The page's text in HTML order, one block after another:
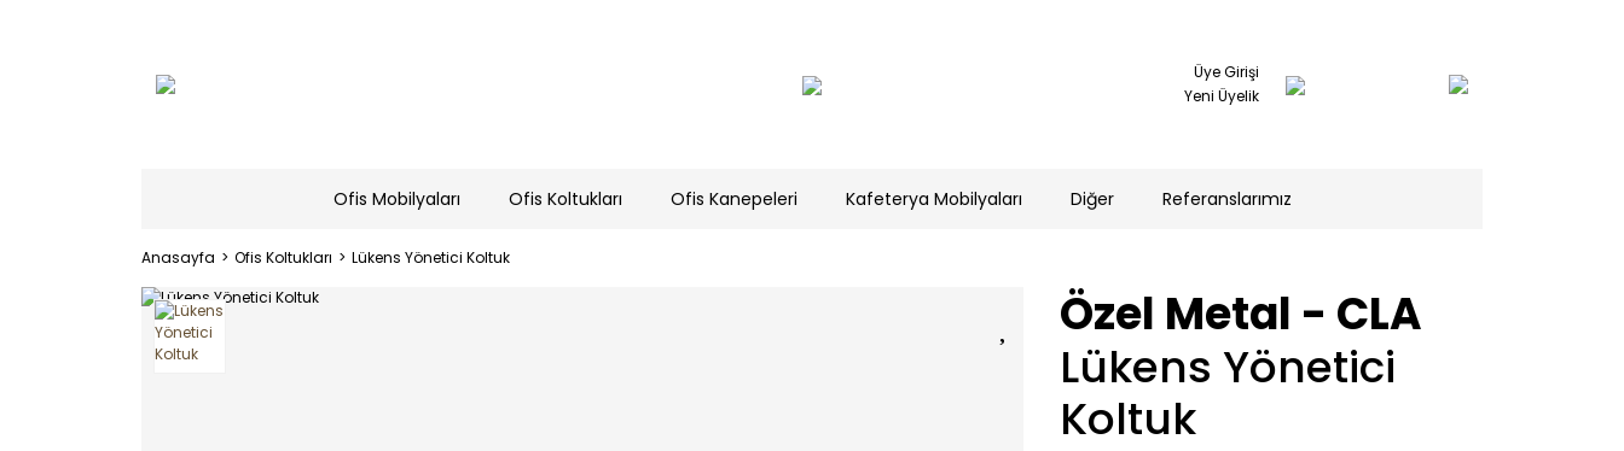
Üye Girişi
Yeni Üyelik
Ofis Mobilyaları Ofis Koltukları Ofis Kanepeleri Kafeterya Mobilyaları Diğer Referanslarımız
Anasayfa Ofis Koltukları Lükens Yönetici Koltuk
Özel Metal - CLA
Lükens Yönetici
Koltuk